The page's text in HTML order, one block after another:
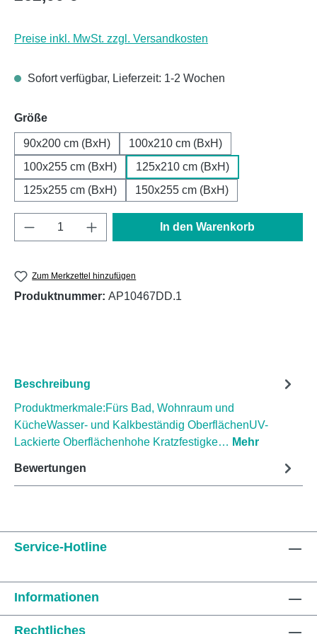
Preise inkl. MwSt. zzgl. Versandkosten
Sofort verfügbar, Lieferzeit: 1-2 Wochen
Größeauswählen
90x200 cm (BxH)
100x210 cm (BxH)
100x255 cm (BxH)
125x210 cm (BxH)
125x255 cm (BxH)
150x255 cm (BxH)
Produkt Anzahl: Gib den gewünschten
In den Warenkorb
Zum Merkzettel hinzufügen
Produktnummer: AP10467DD.1
Beschreibung
Produktmerkmale:Fürs Bad, Wohnraum und
KücheWasser- und Kalkbeständig OberflächenUV-
Lackierte Oberflächenhohe Kratzfestigke… Mehr
Bewertungen
Service-Hotline
Informationen
Rechtliches